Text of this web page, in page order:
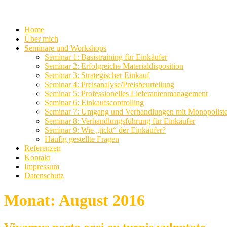
Home
Über mich
Seminare und Workshops
Seminar 1: Basistraining für Einkäufer
Seminar 2: Erfolgreiche Materialdisposition
Seminar 3: Strategischer Einkauf
Seminar 4: Preisanalyse/Preisbeurteilung
Seminar 5: Professionelles Lieferantenmanagement
Seminar 6: Einkaufscontrolling
Seminar 7: Umgang und Verhandlungen mit
Seminar 8: Verhandlungsführung für Einkäufer
Seminar 9: Wie „tickt“ der Einkäufer?
Häufig gestellte Fragen
Referenzen
Kontakt
Impressum
Datenschutz
Monat: August 2016